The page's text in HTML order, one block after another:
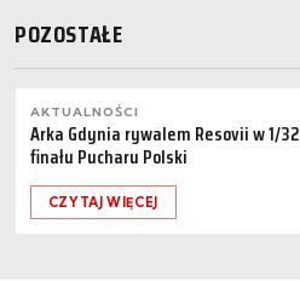
POZOSTAŁE
AKTUALNOŚCI
Arka Gdynia rywalem Resovii w 1/32
finału Pucharu Polski
CZYTAJ WIĘCEJ